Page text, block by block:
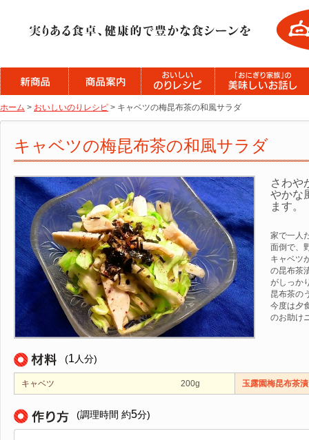
ホーム > おいしいのりレシピ > キャベツの梅昆布茶の和風サラダ
キャベツの梅昆布茶の和風サラダ
さわや
やかな
ます。
家で一人
面倒で、
キャベツ
の昆布茶
がしっか
昆布茶の
今度は夕
のお助け
(1 人分)
キャベツ 200g 玉露園梅昆布茶漬
(調理時間 約5分)